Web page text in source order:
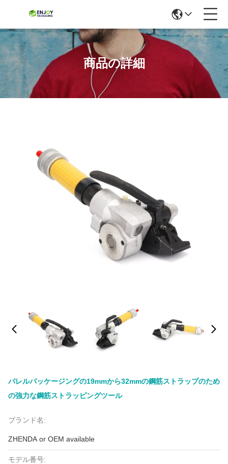
商品の詳細
バレルパッケージングの19mmから32mmの鋼筋ストラップのため
の強力な鋼筋ストラッピングツール
ブランド名:
ZHENDA or OEM available
モデル番号: